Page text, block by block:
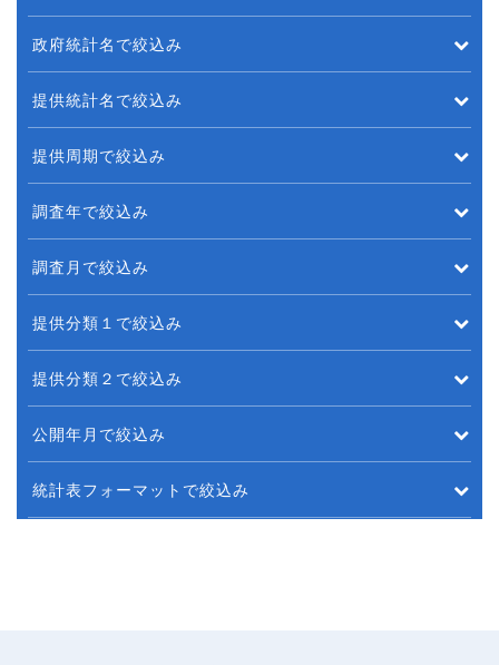
政府統計名で絞込み
提供統計名で絞込み
提供周期で絞込み
調査年で絞込み
調査月で絞込み
提供分類１で絞込み
提供分類２で絞込み
公開年月で絞込み
統計表フォーマットで絞込み